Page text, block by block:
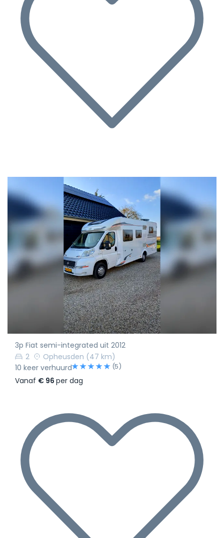
3p Fiat semi-integrated uit 2012
2
Opheusden (47 km)
10 keer verhuurd
(5)
Vanaf € 96 per dag